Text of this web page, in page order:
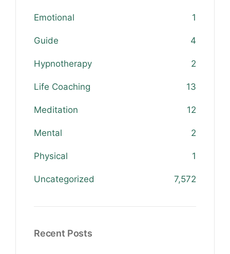
Emotional 1
Guide 4
Hypnotherapy 2
Life Coaching 13
Meditation 12
Mental 2
Physical 1
Uncategorized 7,572
Recent Posts